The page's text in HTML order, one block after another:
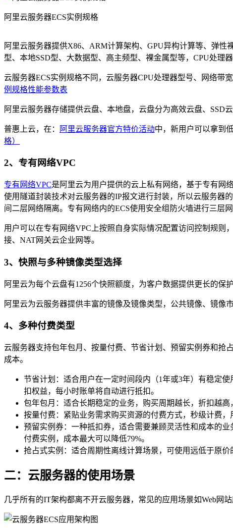
阿里云服务器ECS实例规格
阿里云服务器提供X86、ARM计算架构、GPU异构计算等、弹性
型、本地SSD型、大数据型、高主频型、裸金属型等，CPU处理
云服务器ECS实例规格不同，云服务器CPU处理器型号、网络带
例规格性能参数表
阿里云服务器存储提供云盘、本地盘，云盘分为高效云盘、SSD
普惠上云，在： 阿里云服务器官方特价活动中，新用户可以拿到
格）
2、专有网络VPC
专有网络VPC是阿里云为用户提供的云上私有网络，基于专有网
使用隧道封装技术对云服务器的IP报文进行封装，所以云服务器
间二层网络隔离。专有网络内的ECS使用安全组防火墙进行三层网
用户可以在专有网络VPC上按照自身实际情况配置访问控制规
接、NAT网关云企业网等。
3、快照与多种镜像类型选择
阿里云为每个云盘有1256个快照额度，为客户数据提供更长的
阿里云为云服务器提供丰富的镜像及镜像类型，公共镜像、镜像
4、多种付费类型
云服务器支持包年包月、按量付费、节省计划、预留实例券和抢
成本。
节省计划：适合用户在一定时间段内（1年或3年）有稳定
扣权益，每小时账单将自动进行抵扣。
包年包月：适合长期稳定的业务，购买周期越长，折扣越高
按量付费：紧贴业务需求购买资源的付费方式，秒级计费，
预留实例券：一种抵扣券，适合需要兼顾灵活性和成本的
付费实例，成本最大可以降低79%。
抢占式实例：适合周期性离线计算场景，可使用远低于原
二：云服务器的使用场景
几乎所有的IT架构都离不开云服务器，常见的应用场景如Web网